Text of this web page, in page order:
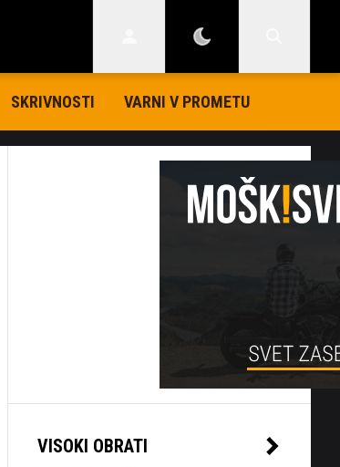
SKRIVNOSTI VARNI V PROMETU
VISOKI OBRATI